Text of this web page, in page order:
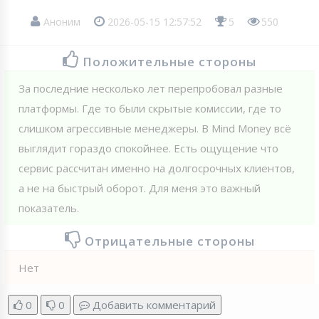
Аноним 2026-05-15 12:57:52 5 550
Положительные стороны
За последние несколько лет перепробовал разные
платформы. Где то были скрытые комиссии, где то
слишком агрессивные менеджеры. В Mind Money всё
выглядит гораздо спокойнее. Есть ощущение что
сервис рассчитан именно на долгосрочных клиентов,
а не на быстрый оборот. Для меня это важный
показатель.
Отрицательные стороны
Нет
0 0 Добавить комментарий